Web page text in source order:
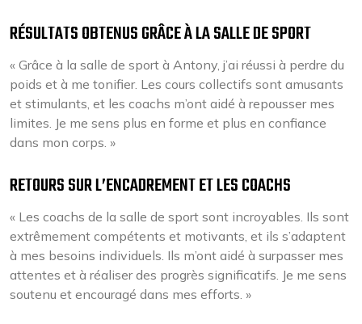
RÉSULTATS OBTENUS GRÂCE À LA SALLE DE SPORT
« Grâce à la salle de sport à Antony, j’ai réussi à perdre du
poids et à me tonifier. Les cours collectifs sont amusants
et stimulants, et les coachs m’ont aidé à repousser mes
limites. Je me sens plus en forme et plus en confiance
dans mon corps. »
RETOURS SUR L’ENCADREMENT ET LES COACHS
« Les coachs de la salle de sport sont incroyables. Ils sont
extrêmement compétents et motivants, et ils s’adaptent
à mes besoins individuels. Ils m’ont aidé à surpasser mes
attentes et à réaliser des progrès significatifs. Je me sens
soutenu et encouragé dans mes efforts. »